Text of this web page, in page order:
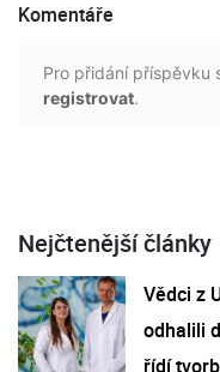
Komentáře
Pro přidání příspěvku
registrovat.
Nejčtenější články
Vědci z
odhalili
řídí